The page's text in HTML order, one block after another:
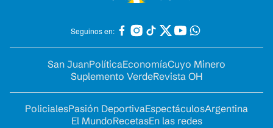
Seguinos en:
San JuanPolíticaEconomíaCuyo Minero
Suplemento VerdeRevista OH
PolicialesPasión DeportivaEspectáculosArgentina
El MundoRecetasEn las redes